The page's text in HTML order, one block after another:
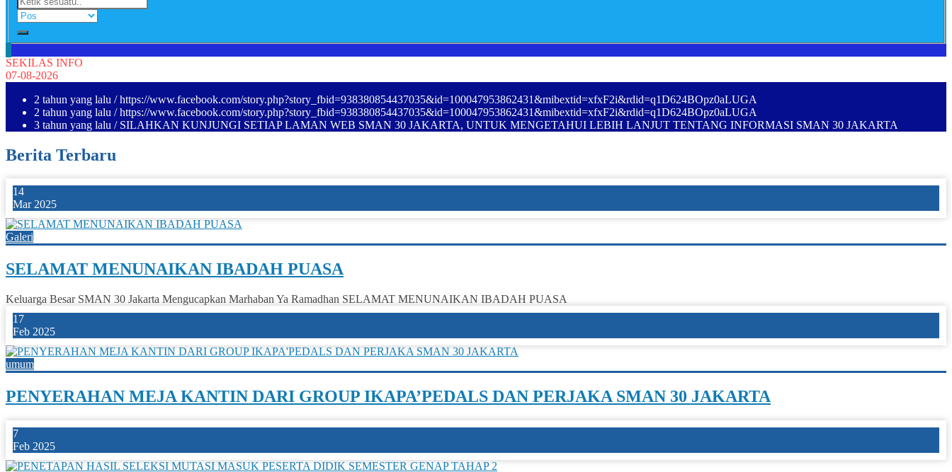
SEKILAS INFO
07-08-2026
2 tahun yang lalu / https://www.facebook.com/story.php?story_fbid=938380854437035&id=100047953862431&mibextid=xfxF2i&rdid=q1D624BOpz0aLUGA
2 tahun yang lalu / https://www.facebook.com/story.php?story_fbid=938380854437035&id=100047953862431&mibextid=xfxF2i&rdid=q1D624BOpz0aLUGA
3 tahun yang lalu / SILAHKAN KUNJUNGI SETIAP LAMAN WEB SMAN 30 JAKARTA, UNTUK MENGETAHUI LEBIH LANJUT TENTANG INFORMASI SMAN 30 JAKARTA
Berita Terbaru
14
Mar 2025
Galeri
SELAMAT MENUNAIKAN IBADAH PUASA
Keluarga Besar SMAN 30 Jakarta Mengucapkan Marhaban Ya Ramadhan SELAMAT MENUNAIKAN IBADAH PUASA
17
Feb 2025
umum
PENYERAHAN MEJA KANTIN DARI GROUP IKAPA’PEDALS DAN PERJAKA SMAN 30 JAKARTA
7
Feb 2025